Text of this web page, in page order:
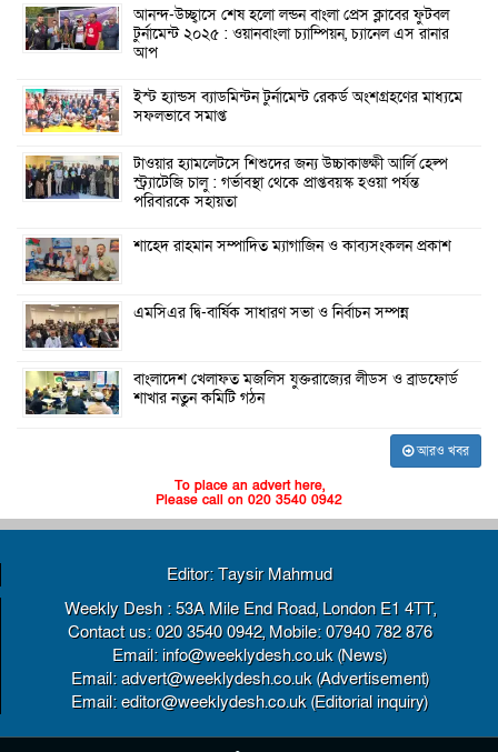
আনন্দ-উচ্ছ্বাসে শেষ হলো লন্ডন বাংলা প্রেস ক্লাবের ফুটবল
টুর্নামেন্ট ২০২৫ : ওয়ানবাংলা চ্যাম্পিয়ন, চ্যানেল এস রানার
আপ
ইস্ট হ্যান্ডস ব্যাডমিন্টন টুর্নামেন্ট রেকর্ড অংশগ্রহণের মাধ্যমে
সফলভাবে সমাপ্ত
টাওয়ার হ্যামলেটসে শিশুদের জন্য উচ্চাকাঙ্ক্ষী আর্লি হেল্প
স্ট্র্যাটেজি চালু : গর্ভাবস্থা থেকে প্রাপ্তবয়স্ক হওয়া পর্যন্ত
পরিবারকে সহায়তা
শাহেদ রাহমান সম্পাদিত ম্যাগাজিন ও কাব্যসংকলন প্রকাশ
এমসিএর দ্বি-বার্ষিক সাধারণ সভা ও নির্বাচন সম্পন্ন
বাংলাদেশ খেলাফত মজলিস যুক্তরাজ্যের লীডস ও ব্রাডফোর্ড
শাখার নতুন কমিটি গঠন
আরও খবর
To place an advert here,
Please call on 020 3540 0942
Editor: Taysir Mahmud
Weekly Desh : 53A Mile End Road, London E1 4TT,
Contact us: 020 3540 0942, Mobile: 07940 782 876
Email: info@weeklydesh.co.uk (News)
Email: advert@weeklydesh.co.uk (Advertisement)
Email: editor@weeklydesh.co.uk (Editorial inquiry)